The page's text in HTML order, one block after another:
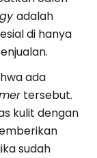
adalah
di hanya
ada
tersebut.
kulit dengan
sudah